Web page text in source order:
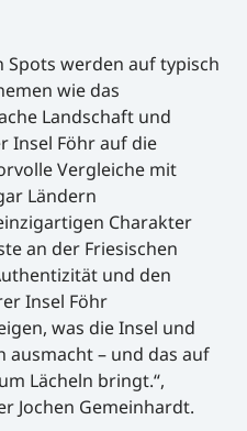
werden auf typisch
wie das
Landschaft und
Insel Föhr auf die
Vergleiche mit
Ländern
Charakter
an der Friesischen
und den
Insel Föhr
was die Insel und
ausmacht – und das auf
Lächeln bringt.“,
Jochen Gemeinhardt.